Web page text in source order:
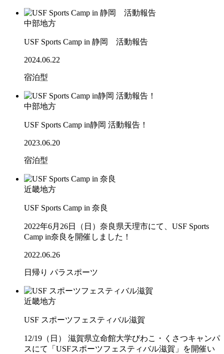
中部地方
USF Sports Camp in 静岡 活動報告
2024.06.22
宿泊型
中部地方
USF Sports Camp in静岡 活動報告！
2023.06.20
宿泊型
近畿地方
USF Sports Camp in 奈良
2022年6月26日（日）奈良県天理市にて、USF Sports
Camp in奈良を開催しました！
2022.06.26
日帰り パラスポーツ
近畿地方
USF スポーツフェスティバル滋賀
12/19（日） 滋賀県立命館大学びわこ・くさつキャンパ
スにて「USFスポーツフェスティバル滋賀」を開催い